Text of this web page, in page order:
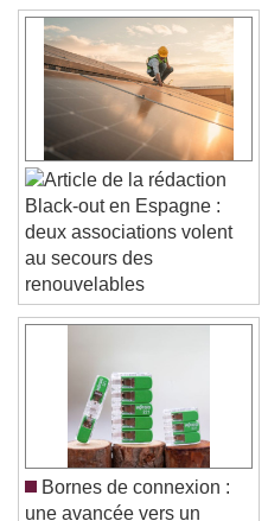
Opacity
Text Background
Color Opacity
Caption Area
Color Opacity
Font Size
Text Edge Style
Font Family
Reset
Done
Close Modal Dialog
Black-out en Espagne :
deux associations volent
au secours des
renouvelables
Bornes de connexion :